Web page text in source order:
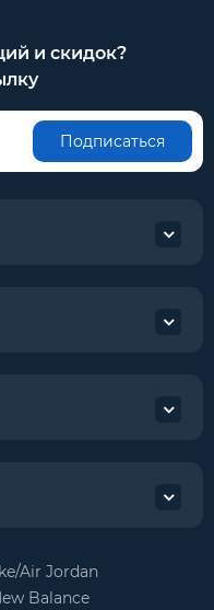
и скидок?
Подписаться
Air Jordan
Balance